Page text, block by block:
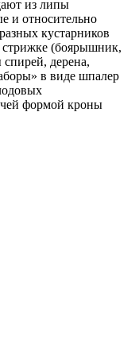
из липы
и относительно
кустарников
стрижке (боярышник,
дерена,
в виде шпалер
формой кроны